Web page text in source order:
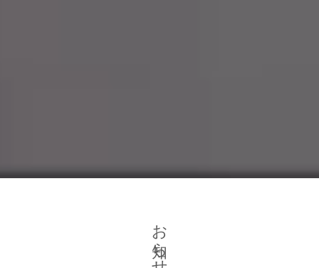
お知らせ